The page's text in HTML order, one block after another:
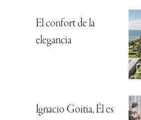
El confort de la
elegancia
Ignacio Goitia, Él es